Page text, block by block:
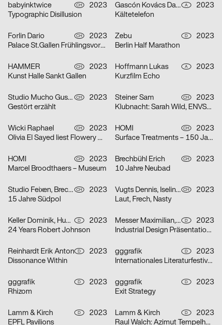
babyinktwice CH
2023
Typographic Disillusion
Gascón Kovács Daniel A
2023
Kältetelefon
Forlin Dario CH
2023
Palace St.Gallen Frühlingsvorschau
Zebu D
2023
Berlin Half Marathon
HAMMER CH
2023
Kunst Halle Sankt Gallen
Hoffmann Lukas A
2023
Kurzfilm Echo
Studio Mucho Gusto CH
2023
Gestört erzählt
Steiner Sam CH
2023
Klubnacht: Sarah Wild, ENVSRL und Guy de Prà
Wicki Raphael CH
2023
Olivia El Sayed liest Flowery Wordis
HOMI CH
2023
Surface Treatments – 150 Jahre Zeit
HOMI CH
2023
Marcel Broodthaers – Museum
Brechbühl Erich CH
2023
10 Jahre Neubad
Studio Feixen, Brechbühl Erich CH
2023
15 Jahre Südpol
Vugts Dennis, Iselin Marc, Funk Niclas CH
2023
Laut, Frech, Nasty
Keller Dominik, Huhn Jonas D
2023
24 Years Robert Johnson
Messer Maximilian, Körner Jonathan D
2023
Industrial Design Präsentationen 2023
Reinhardt Erik Anton D
2023
Dissonance Within
gggrafik D
2023
Internationales Literaturfestival Berlin
gggrafik D
2023
Rhizom
gggrafik D
2023
Exit Strategy
Lamm & Kirch D
2023
EPFL Pavilions
Lamm & Kirch D
2023
Raul Walch: Azimut Tempelhof – Collective Kite Flying